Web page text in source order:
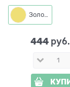
Золото
444